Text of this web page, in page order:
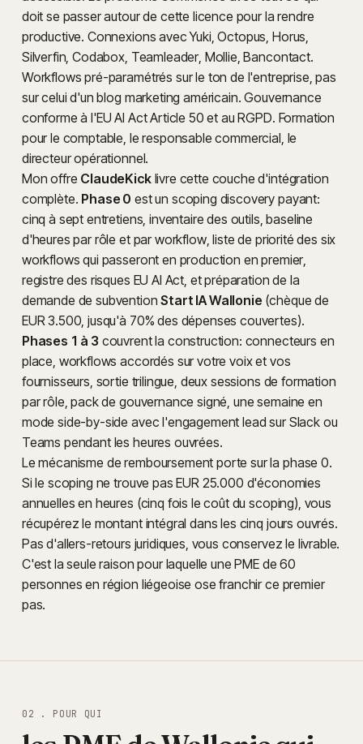
doit se passer autour de cette licence pour la rendre
productive. Connexions avec Yuki, Octopus, Horus,
Silverfin, Codabox, Teamleader, Mollie, Bancontact.
Workflows pré-paramétrés sur le ton de l'entreprise, pas
sur celui d'un blog marketing américain. Gouvernance
conforme à l'EU AI Act Article 50 et au RGPD. Formation
pour le comptable, le responsable commercial, le
directeur opérationnel.
Mon offre ClaudeKicklivre cette couche d'intégration
complète. Phase 0 est un scoping discovery payant:
cinq à sept entretiens, inventaire des outils, baseline
d'heures par rôle et par workflow, liste de priorité des six
workflows qui passeront en production en premier,
registre des risques EU AI Act, et préparation de la
demande de subventionStart IA Wallonie (chèque de
EUR 3.500, jusqu'à 70% des dépenses couvertes).
Phases 1 à 3 couvrent la construction: connecteurs en
place, workflows accordés sur votre voix et vos
fournisseurs, sortie trilingue, deux sessions de formation
par rôle, pack de gouvernance signé, une semaine en
mode side-by-side avec l'engagement lead sur Slack ou
Teams pendant les heures ouvrées.
Le mécanisme de remboursement porte sur la phase 0.
Si le scoping ne trouve pas EUR 25.000 d'économies
annuelles en heures (cinq fois le coût du scoping), vous
récupérez le montant intégral dans les cinq jours ouvrés.
Pas d'allers-retours juridiques, vous conservez le livrable.
C'est la seule raison pour laquelle une PME de 60
personnes en région liégeoise ose franchir ce premier
pas.
02 . POUR QUI